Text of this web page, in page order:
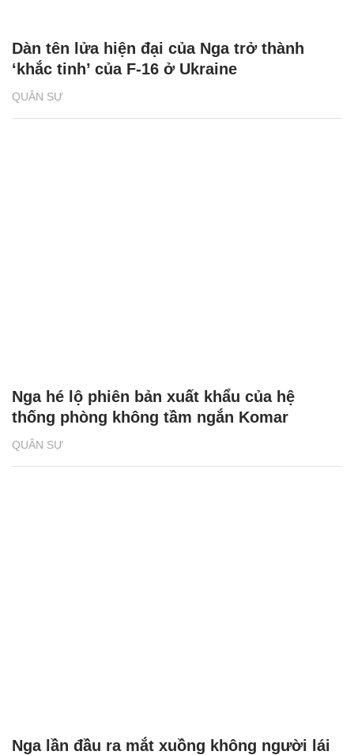
QUÂN SỰ
Dàn tên lửa hiện đại của Nga trở thành
‘khắc tinh’ của F-16 ở Ukraine
QUÂN SỰ
Nga hé lộ phiên bản xuất khẩu của hệ
thống phòng không tầm ngắn Komar
Nga lần đầu ra mắt xuồng không người lái